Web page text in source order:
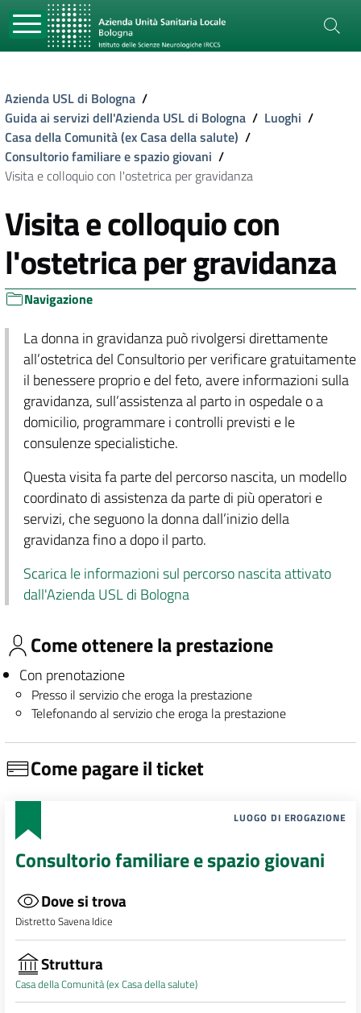
Azienda USL di Bologna /
Guida ai servizi dell'Azienda USL di Bologna / Luoghi /
Casa della Comunità (ex Casa della salute) /
Consultorio familiare e spazio giovani /
Visita e colloquio con l'ostetrica per gravidanza
Visita e colloquio con
l'ostetrica per gravidanza
Navigazione
La donna in gravidanza può rivolgersi direttamente
all’ostetrica del Consultorio per verificare gratuitamente
il benessere proprio e del feto, avere informazioni sulla
gravidanza, sull’assistenza al parto in ospedale o a
domicilio, programmare i controlli previsti e le
consulenze specialistiche.
Questa visita fa parte del percorso nascita, un modello
coordinato di assistenza da parte di più operatori e
servizi, che seguono la donna dall’inizio della
gravidanza fino a dopo il parto.
Scarica le informazioni sul percorso nascita attivato
dall'Azienda USL di Bologna
Come ottenere la prestazione
Con prenotazione
Presso il servizio che eroga la prestazione
Telefonando al servizio che eroga la prestazione
Come pagare il ticket
LUOGO DI EROGAZIONE
Consultorio familiare e spazio giovani
Dove si trova
Distretto Savena Idice
Struttura
Casa della Comunità (ex Casa della salute)